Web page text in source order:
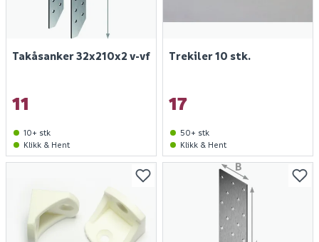
Takåsanker 32x210x2 v-vf
11
10+ stk
Klikk & Hent
Trekiler 10 stk.
17
50+ stk
Klikk & Hent